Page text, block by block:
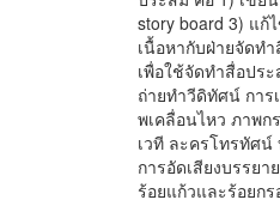
story board 3) แก้
เนื้อหากับฝ่ายจัดท
เพื่อใช้จัดทำสื่อปร
ถ่ายทำวีดิทัศน์ การ
พเคลื่อนไหว ภาพ
เวที ละครโทรทัศ
การอัดเสียงบรรย
ร้อยแก้วและร้อยก